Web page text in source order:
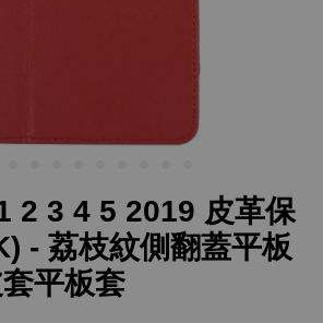
2 3 4 5 2019 皮革保
- 荔枝紋側翻蓋平板
平板套